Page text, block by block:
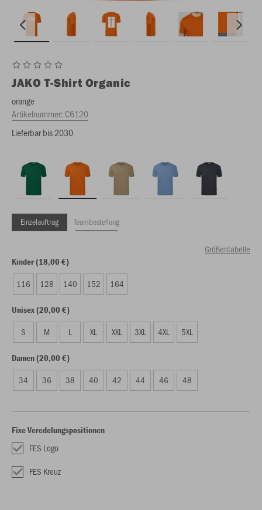
JAKO T-Shirt Organic
orange
Artikelnummer: C6120
Lieferbar bis 2030
Einzelauftrag Teambestellung
Größentabelle
Kinder (18,00 €)
116 128 140 152 164
Unisex (20,00 €)
S M L XL XXL 3XL 4XL 5XL
Damen (20,00 €)
34 36 38 40 42 44 46 48
Fixe Veredelungspositionen
FES Logo
FES Kreuz